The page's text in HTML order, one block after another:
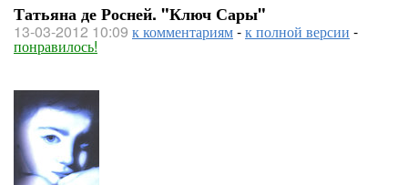
Татьяна де Росней. "Ключ Сары"
13-03-2012 10:09 к комментариям-к полной версии -
понравилось!